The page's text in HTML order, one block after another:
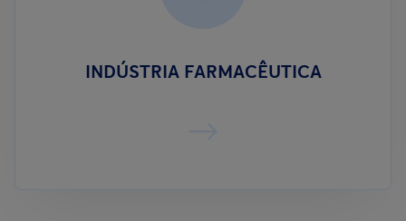
INDÚSTRIA FARMACÊUTICA